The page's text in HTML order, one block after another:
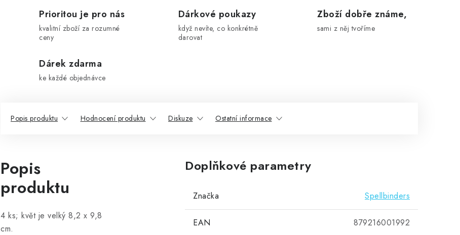
Prioritou je pro nás
kvalitní zboží za rozumné
ceny
Dárkové poukazy
když nevíte, co konkrétně
darovat
Zboží dobře známe,
sami z něj tvoříme
Dárek zdarma
ke každé objednávce
Popis produktu Hodnocení produktu Diskuze Ostatní informace
Popis
produktu
4 ks; květ je velký 8,2 x 9,8
cm.
Doplňkové parametry
Značka Spellbinders
EAN 879216001992